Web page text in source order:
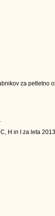
za petletno
H in I za leta